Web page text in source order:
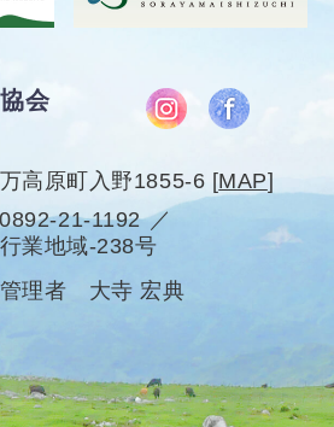
会
高原町入野1855-6 [MAP]
0892-21-1192
業地域-238号
理者 大寺 宏典